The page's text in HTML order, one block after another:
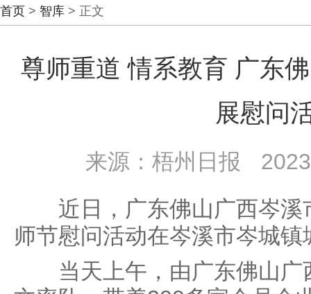
首页 > 智库 > 正文
尊师重道 情系教育 广东
展慰问
来源：梧州日报
近日，广东佛山广西岑溪
师节慰问活动在岑溪市岑城
当天上午，由广东佛山广